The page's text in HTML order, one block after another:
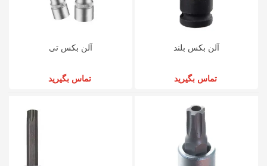
آلن بکس تی
تماس بگیرید
آلن بکس بلند
تماس بگیرید